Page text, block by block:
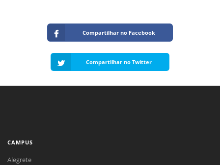
Compartilhar no Facebook
Compartilhar no Twitter
CAMPUS
Alegrete